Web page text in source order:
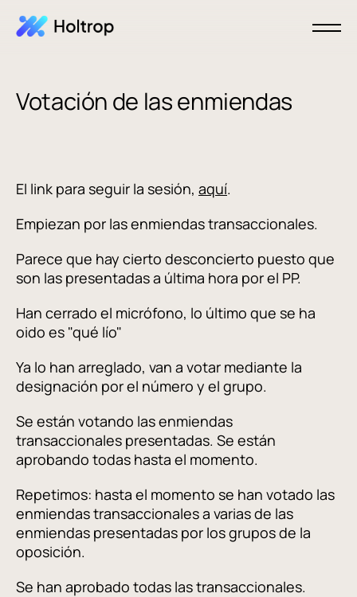
Votación de las enmiendas
El link para seguir la sesión, aquí.
Empiezan por las enmiendas transaccionales.
Parece que hay cierto desconcierto puesto que
son las presentadas a última hora por el PP.
Han cerrado el micrófono, lo último que se ha
oido es "qué lío"
Ya lo han arreglado, van a votar mediante la
designación por el número y el grupo.
Se están votando las enmiendas
transaccionales presentadas. Se están
aprobando todas hasta el momento.
Repetimos: hasta el momento se han votado las
enmiendas transaccionales a varias de las
enmiendas presentadas por los grupos de la
oposición.
Se han aprobado todas las transaccionales.